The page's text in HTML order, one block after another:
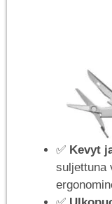
✅ Kevyt
suljettuna